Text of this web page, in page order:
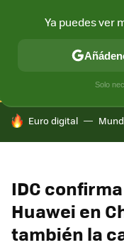
CONECTIVIDAD
HOY SE HABLA DE
Euro digital
IDC
Huawei en
también la
Ya puedes ver
Solo